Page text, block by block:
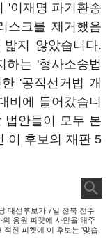
'이재명 파기환송
스크를 제거했음
지 않았습니다.
는 '형사소송법
'공직선거법 개
비에 들어갔습니
법안들이 모두 본
이 후보의 재판 5
대선후보가 7일 전북 전주
응원 피켓에 사인을 해주
적힌 피켓에 이 후보는 '맞습